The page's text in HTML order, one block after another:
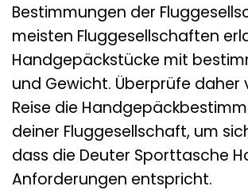
Bestimmungen der
meisten Fluggesellschaften
Handgepäckstücke mit
und Gewicht. Überprüfe daher
Reise die
deiner Fluggesellschaft, um
dass die Deuter Sporttasche
Anforderungen entspricht.